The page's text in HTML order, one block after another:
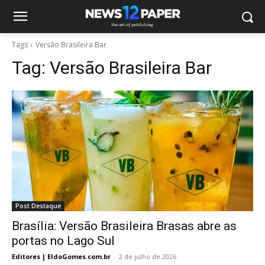
Tags Versão Brasileira Bar
Tag: Versão Brasileira Bar
Post Destaque
Brasília: Versão Brasileira Brasas abre as
portas no Lago Sul
Editores | EldoGomes.com.br - 2 de julho de 2026